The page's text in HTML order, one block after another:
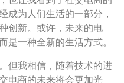
成为人们生活的一部分，
创新。或许，未来的电
一种全新的生活方式。
但我相信，随着技术的进
电商的未来将会更加光